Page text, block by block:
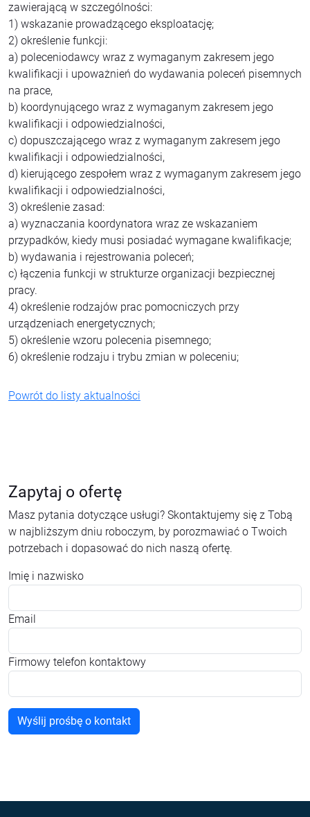
zawierającą w szczególności:
1) wskazanie prowadzącego eksploatację;
2) określenie funkcji:
a) poleceniodawcy wraz z wymaganym zakresem jego
kwalifikacji i upoważnień do wydawania poleceń pisemnych
na prace,
b) koordynującego wraz z wymaganym zakresem jego
kwalifikacji i odpowiedzialności,
c) dopuszczającego wraz z wymaganym zakresem jego
kwalifikacji i odpowiedzialności,
d) kierującego zespołem wraz z wymaganym zakresem jego
kwalifikacji i odpowiedzialności,
3) określenie zasad:
a) wyznaczania koordynatora wraz ze wskazaniem
przypadków, kiedy musi posiadać wymagane kwalifikacje;
b) wydawania i rejestrowania poleceń;
c) łączenia funkcji w strukturze organizacji bezpiecznej
pracy.
4) określenie rodzajów prac pomocniczych przy
urządzeniach energetycznych;
5) określenie wzoru polecenia pisemnego;
6) określenie rodzaju i trybu zmian w poleceniu;
Powrót do listy aktualności
Zapytaj o ofertę
Masz pytania dotyczące usługi? Skontaktujemy się z Tobą
w najbliższym dniu roboczym, by porozmawiać o Twoich
potrzebach i dopasować do nich naszą ofertę.
Imię i nazwisko
Email
Firmowy telefon kontaktowy